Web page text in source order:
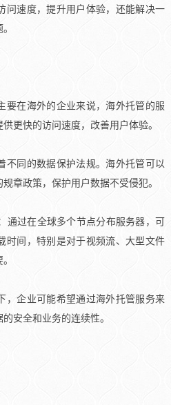
问速度，提升用户体验，还能解决一
要在海外的企业来说，海外托管的服
更快的访问速度，改善用户体验。
不同的数据保护法规。海外托管可以
章政策，保护用户数据不受侵犯。
通过在全球多个节点分布服务器，可
时间，特别是对于视频流、大型文件
，企业可能希望通过海外托管服务来
安全和业务的连续性。